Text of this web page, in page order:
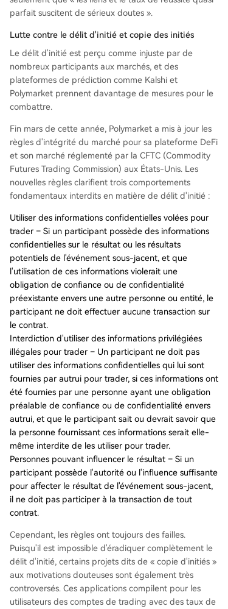
parfait suscitent de sérieux doutes ».
Lutte contre le délit d'initié et copie des initiés
Le délit d'initié est perçu comme injuste par de
nombreux participants aux marchés, et des
plateformes de prédiction comme Kalshi et
Polymarket prennent davantage de mesures pour le
combattre.
Fin mars de cette année, Polymarket a mis à jour les
règles d'intégrité du marché pour sa plateforme DeFi
et son marché réglementé par la CFTC (Commodity
Futures Trading Commission) aux États-Unis. Les
nouvelles règles clarifient trois comportements
fondamentaux interdits en matière de délit d'initié :
Utiliser des informations confidentielles volées pour
trader – Si un participant possède des informations
confidentielles sur le résultat ou les résultats
potentiels de l'événement sous-jacent, et que
l'utilisation de ces informations violerait une
obligation de confiance ou de confidentialité
préexistante envers une autre personne ou entité, le
participant ne doit effectuer aucune transaction sur
le contrat.
Interdiction d'utiliser des informations privilégiées
illégales pour trader – Un participant ne doit pas
utiliser des informations confidentielles qui lui sont
fournies par autrui pour trader, si ces informations ont
été fournies par une personne ayant une obligation
préalable de confiance ou de confidentialité envers
autrui, et que le participant sait ou devrait savoir que
la personne fournissant ces informations serait elle-
même interdite de les utiliser pour trader.
Personnes pouvant influencer le résultat – Si un
participant possède l'autorité ou l'influence suffisante
pour affecter le résultat de l'événement sous-jacent,
il ne doit pas participer à la transaction de tout
contrat.
Cependant, les règles ont toujours des failles.
Puisqu'il est impossible d'éradiquer complètement le
délit d'initié, certains projets dits de « copie d'initiés »
aux motivations douteuses sont également très
controversés. Ces applications compilent pour les
utilisateurs des comptes de trading avec des taux de